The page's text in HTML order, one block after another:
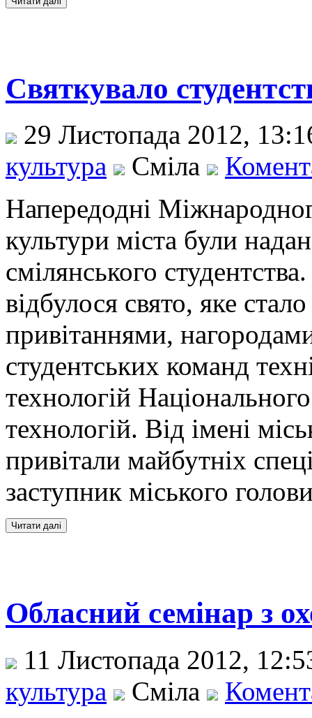
Святкувало
29 Листопада 2012,
культура
Сміла
Напередодні
культури міста були
смілянського
відбулося свято, яке
привітаннями,
студентських команд
технологій
технологій. Від імені
привітали майбутніх
заступник міського
Обласний семінар з
11 Листопада 2012,
культура
Сміла